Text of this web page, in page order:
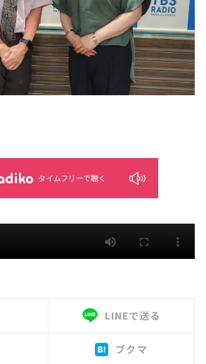
タイムフリーで聴く
LINEで送る
ブクマ